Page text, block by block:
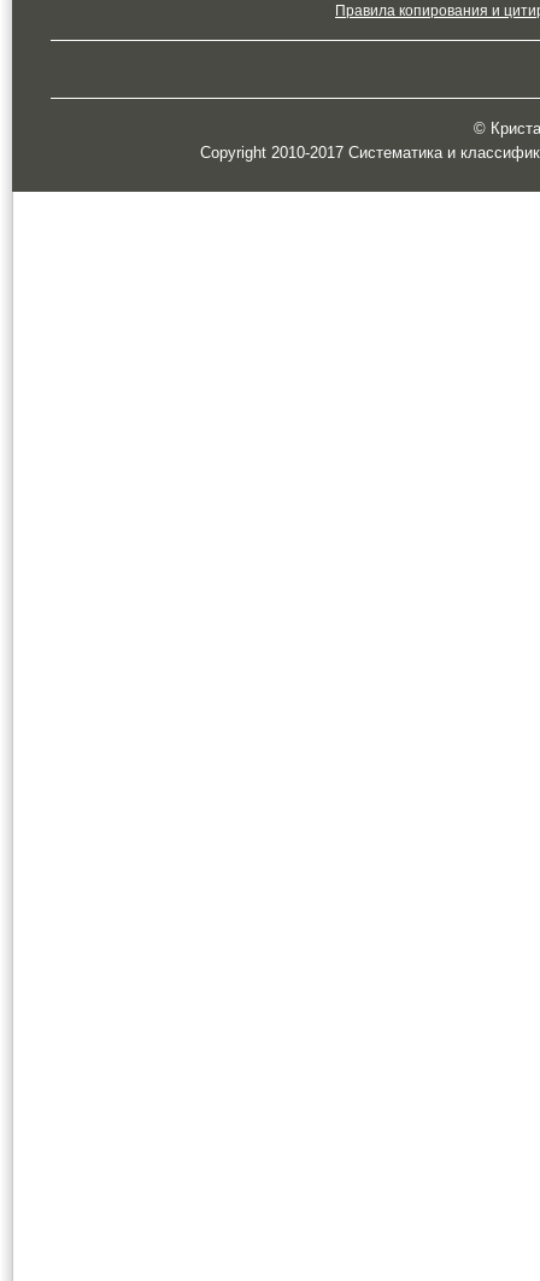
Правила копирования и
©
Copyright 2010-2017 Систематика и